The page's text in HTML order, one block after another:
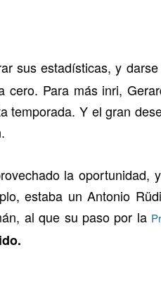
sus estadísticas, y
Para más inri,
temporada. Y el gran
la oportunidad,
estaba un Antonio
al que su paso por la